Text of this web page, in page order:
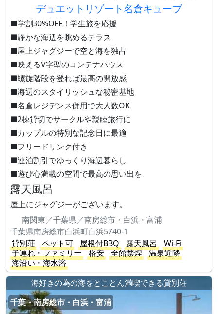
デュエットリゾート名倉キューブ
■学割30%OFF！学生旅を応援
■静かな海辺を眺めるテラス
■屋上ジャグジーで空と海を独占
■映えるV字型のコンテナハウス
■螺旋階段を登れば最高の開放感
■海辺のスタイリッシュな秘密基地
■名倉レジデンス併用で大人数OK
■2棟貸切でサークルや親睦旅行に
■カップルの特別な記念日に最適
■フリードリンク付き
■連泊割引でゆっくり海辺暮らし
■遊び心満載の空間で最高の思い出を
露天風呂
屋上にジャグジーがございます。
南関東／千葉県／南房総市・白浜・富浦
千葉県南房総市白浜町白浜5740-1
貸別荘
ペット可 屋根付BBQ 露天風呂
Wi-Fi
子連れ・ファミリー
格安 全館禁煙
温泉近隣
海沿い・海水浴
海好きの為の海をとことん満喫できる貸別荘
千葉・南房総市・白浜・富浦